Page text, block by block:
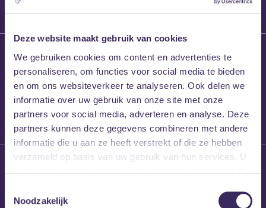
Deze website maakt gebruik van cookies
We gebruiken cookies om content en advertenties te
personaliseren, om functies voor social media te bieden
en om ons websiteverkeer te analyseren. Ook delen we
informatie over uw gebruik van onze site met onze
partners voor social media, adverteren en analyse. Deze
partners kunnen deze gegevens combineren met andere
informatie die u aan ze heeft verstrekt of die ze hebben
verzameld op basis van uw gebruik van hun services. U
Noodzakelijk
27 maart 2026
Willem’s Blog:
Frans Kalf
26 maart 2026